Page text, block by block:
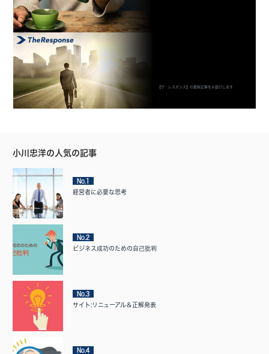
【ザ・レスポンス】の最新記事をお届けします
小川忠洋の人気の記事
No.1
経営者に必要な思考
No.2
ビジネス成功のための自己批判
No.3
サイト:リニューアル＆正解発表
No.4